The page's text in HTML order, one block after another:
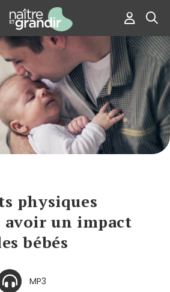
physiques
un impact
bébés
MP3